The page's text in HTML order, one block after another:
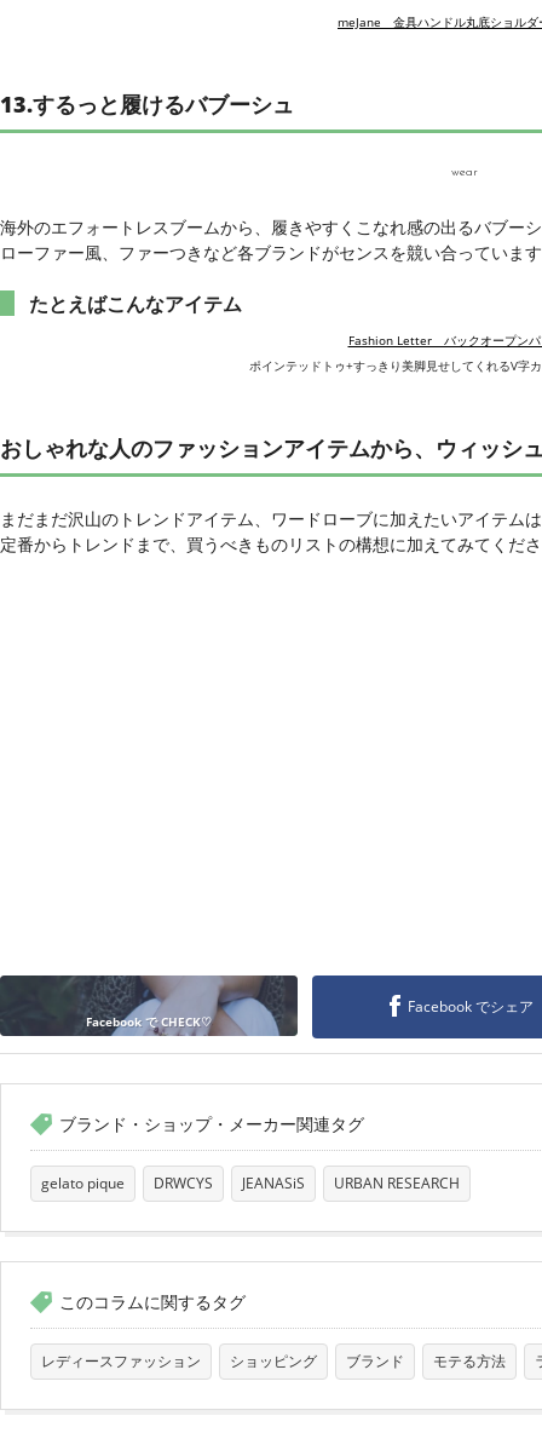
meJane 金具ハンドル丸底ショルダ
13.するっと履けるバブーシュ
wear
海外のエフォートレスブームから、履きやすくこなれ感の出るバブー
ローファー風、ファーつきなど各ブランドがセンスを競い合っていま
たとえばこんなアイテム
Fashion Letter バックオープンパ
ポインテッドトゥ+すっきり美脚見せしてくれるV字
おしゃれな人のファッションアイテムから、ウィッシ
まだまだ沢山のトレンドアイテム、ワードローブに加えたいアイテム
定番からトレンドまで、買うべきものリストの構想に加えてみてくだ
Facebook で CHECK♡
Facebook でシェア
ブランド・ショップ・メーカー関連タグ
gelato pique DRWCYS JEANASiS URBAN RESEARCH
このコラムに関するタグ
レディースファッション ショッピング ブランド モテる方法